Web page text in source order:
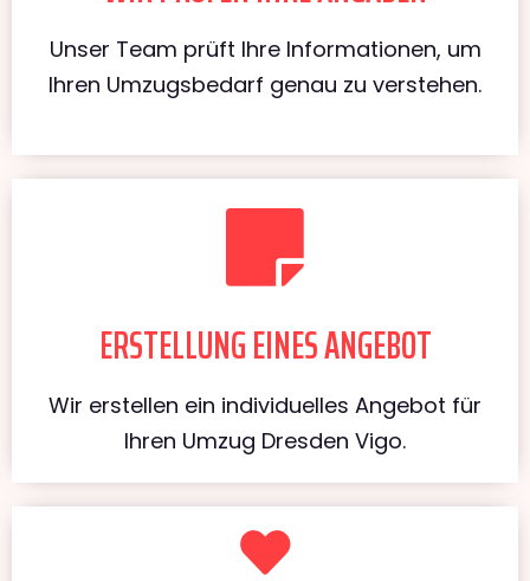
Unser Team prüft Ihre Informationen, um
Ihren Umzugsbedarf genau zu verstehen.
ERSTELLUNG EINES ANGEBOT
Wir erstellen ein individuelles Angebot für
Ihren Umzug Dresden Vigo.